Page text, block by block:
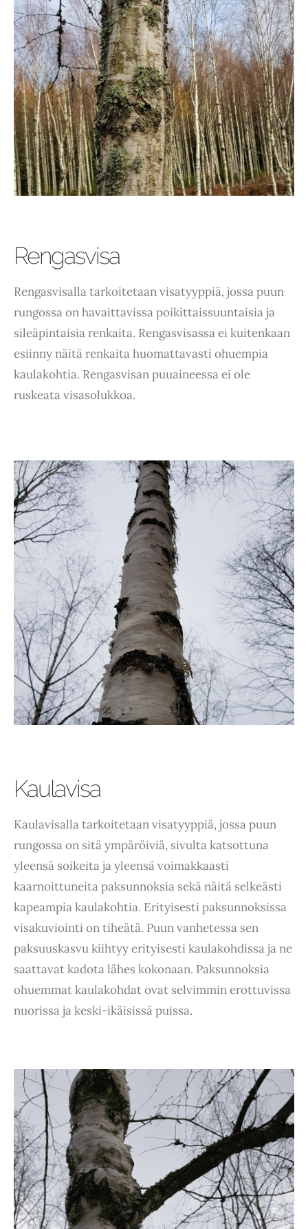
Rengasvisa
Rengasvisalla tarkoitetaan visatyyppiä, jossa puun
rungossa on havaittavissa poikittaissuuntaisia ja
sileäpintaisia renkaita. Rengasvisassa ei kuitenkaan
esiinny näitä renkaita huomattavasti ohuempia
kaulakohtia. Rengasvisan puuaineessa ei ole
ruskeata visasolukkoa.
Kaulavisa
Kaulavisalla tarkoitetaan visatyyppiä, jossa puun
rungossa on sitä ympäröiviä, sivulta katsottuna
yleensä soikeita ja yleensä voimakkaasti
kaarnoittuneita paksunnoksia sekä näitä selkeästi
kapeampia kaulakohtia. Erityisesti paksunnoksissa
visakuviointi on tiheätä. Puun vanhetessa sen
paksuuskasvu kiihtyy erityisesti kaulakohdissa ja ne
saattavat kadota lähes kokonaan. Paksunnoksia
ohuemmat kaulakohdat ovat selvimmin erottuvissa
nuorissa ja keski-ikäisissä puissa.